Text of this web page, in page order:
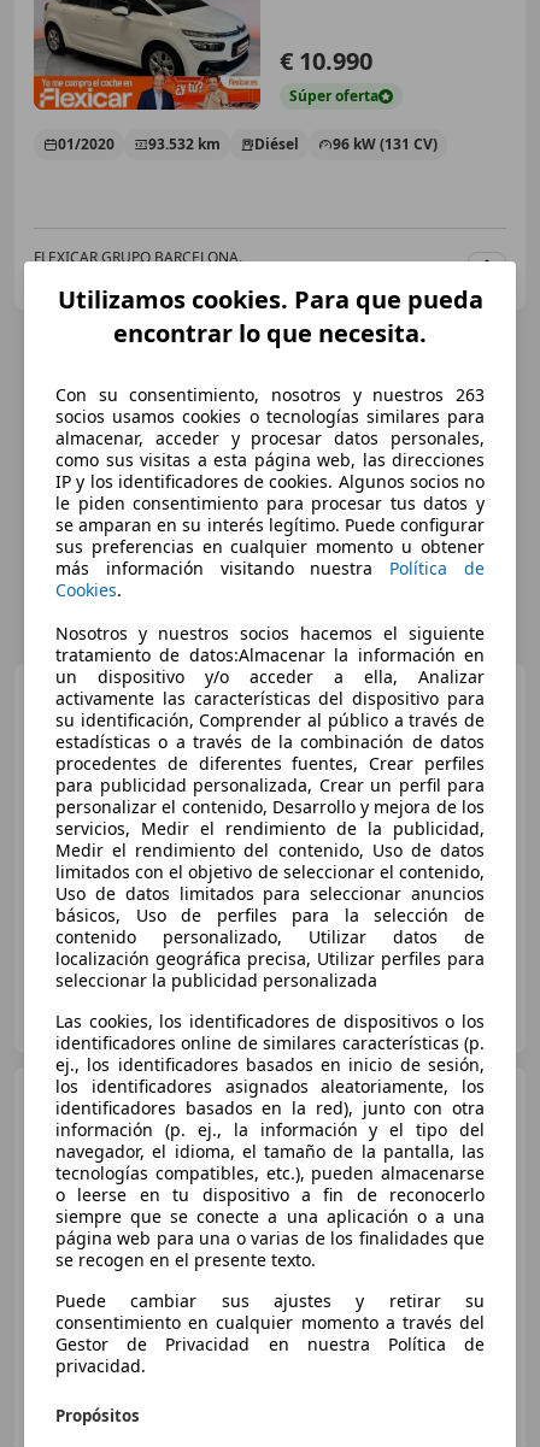
€ 10.990
Súperoferta
01/2020 93.532 km Diésel 96 kW (131 CV)
FLEXICAR GRUPO BARCELONA.
Citroen C4BlueHDi 96KW
(130CV) S&S Live
€ 10.990
Súper oferta
01/2020 93.532 km Diésel 96 kW (131 CV)
ES-33010 OVIEDO
Citroen C4 BlueHDi 96KW
(130CV) S&S Live
€ 10.990
Súper oferta
01/2020 93.532 km Diésel 96 kW (131 CV)
FLEXICAR ALICANTE.
ES-03007 ALICANTE
Utilizamos cookies. Para que pueda
encontrar lo que necesita.
Con su consentimiento, nosotros y nuestros 263
socios usamos cookies o tecnologías similares para
almacenar, acceder y procesar datos personales,
como sus visitas a esta página web, las direcciones
IP y los identificadores de cookies. Algunos socios no
le piden consentimiento para procesar tus datos y
se amparan en su interés legítimo. Puede configurar
sus preferencias en cualquier momento u obtener
más información visitando nuestra Política de
Cookies.
Nosotros y nuestros socios hacemos el siguiente
tratamiento de datos:Almacenar la información en
un dispositivo y/o acceder a ella, Analizar
activamente las características del dispositivo para
su identificación, Comprender al público a través de
estadísticas o a través de la combinación de datos
procedentes de diferentes fuentes, Crear perfiles
para publicidad personalizada, Crear un perfil para
personalizar el contenido, Desarrollo y mejora de los
servicios, Medir el rendimiento de la publicidad,
Medir el rendimiento del contenido, Uso de datos
limitados con el objetivo de seleccionar el contenido,
Uso de datos limitados para seleccionar anuncios
básicos, Uso de perfiles para la selección de
contenido personalizado, Utilizar datos de
localización geográfica precisa, Utilizar perfiles para
seleccionar la publicidad personalizada
Las cookies, los identificadores de dispositivos o los
identificadores online de similares características (p.
ej., los identificadores basados en inicio de sesión,
los identificadores asignados aleatoriamente, los
identificadores basados en la red), junto con otra
información (p. ej., la información y el tipo del
navegador, el idioma, el tamaño de la pantalla, las
tecnologías compatibles, etc.), pueden almacenarse
o leerse en tu dispositivo a fin de reconocerlo
siempre que se conecte a una aplicación o a una
página web para una o varias de los finalidades que
se recogen en el presente texto.
Puede cambiar sus ajustes y retirar su
consentimiento en cualquier momento a través del
Gestor de Privacidad en nuestra Política de
privacidad.
Propósitos